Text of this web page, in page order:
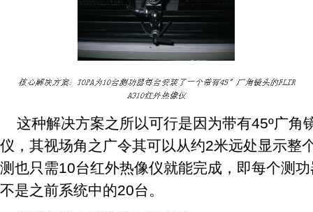
这种解决方案之所以可行是因为带有45º广角
仪，其视场角之广令其可以从约2米远处显示整
测也只需10台红外热像仪就能完成，即每个测
不是之前系统中的20台。